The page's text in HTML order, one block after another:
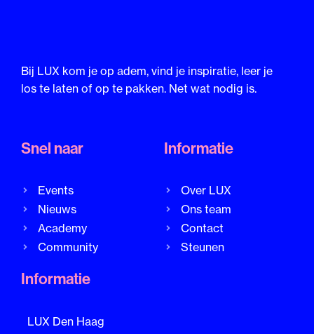
Bij LUX kom je op adem, vind je inspiratie, leer je
los te laten of op te pakken. Net wat nodig is.
Snel naar
Events
Nieuws
Academy
Community
Informatie
Over LUX
Ons team
Contact
Steunen
Informatie
LUX Den Haag